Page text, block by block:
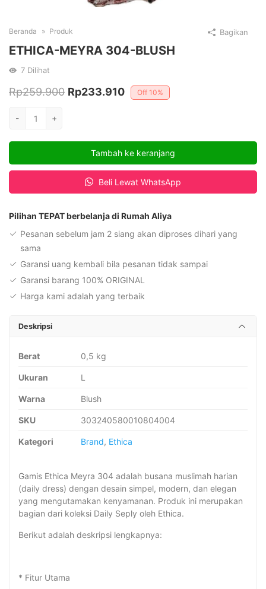
Beranda Produk
ETHICA-MEYRA 304-BLUSH
7 Dilihat
Rp259.900 Harga
Rp233.910Harga
Rp233.910.
Off 10%
-
MEYRA
BLUSH
+
Tambah ke keranjang
Beli Lewat WhatsApp
Pilihan TEPAT berbelanja di Rumah Aliya
Pesanan sebelum jam 2 siang akan diproses dihari yang
sama
Garansi uang kembali bila pesanan tidak sampai
Garansi barang 100% ORIGINAL
Harga kami adalah yang terbaik
Bagikan
Deskripsi
Berat 0,5 kg
Ukuran L
Warna Blush
SKU 303240580010804004
Kategori Brand, Ethica
Gamis Ethica Meyra 304 adalah busana muslimah harian
(daily dress) dengan desain simpel, modern, dan elegan
yang mengutamakan kenyamanan. Produk ini merupakan
bagian dari koleksi Daily Seply oleh Ethica.
Berikut adalah deskripsi lengkapnya:
* Fitur Utama